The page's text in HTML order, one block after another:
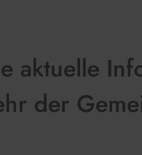
aktuelle
der